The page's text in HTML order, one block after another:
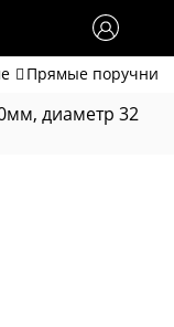
Прямые поручни
диаметр 32